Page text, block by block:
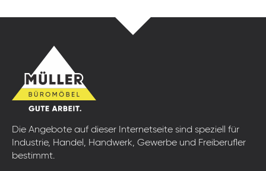
Die Angebote auf dieser Internetseite sind speziell für
Industrie, Handel, Handwerk, Gewerbe und Freiberufler
bestimmt.